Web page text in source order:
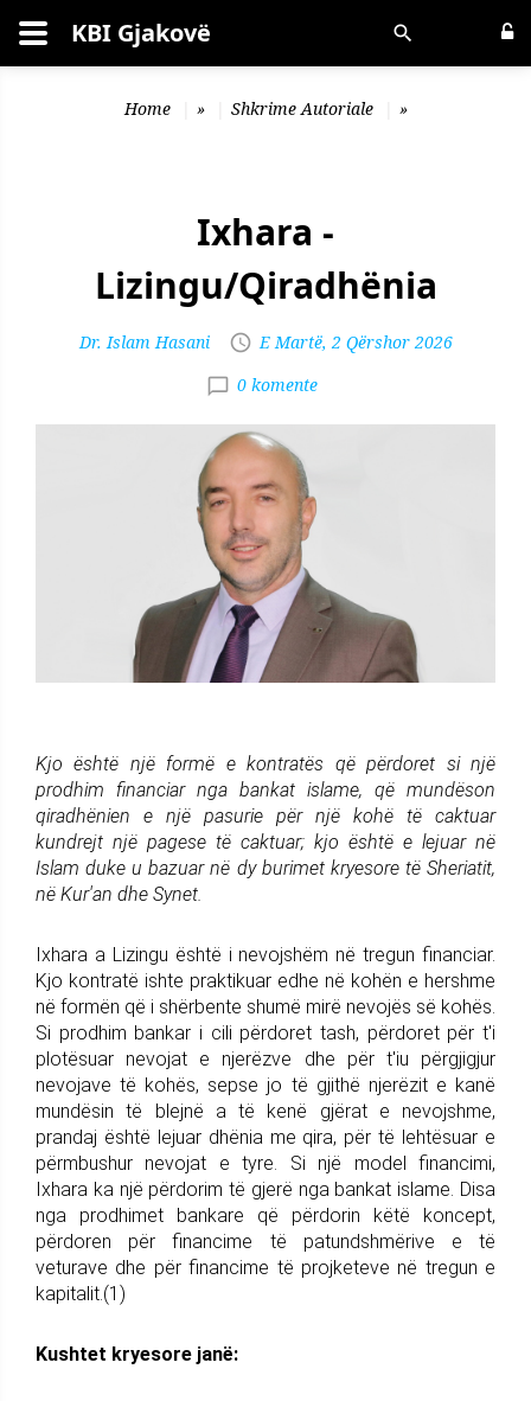
Kërko KBI Gjakovë
Home » Shkrime Autoriale »
Ixhara -
Lizingu/Qiradhënia
Dr. Islam Hasani
E Martë, 2 Qërshor 2026
0 komente
Kjo është një formë e kontratës që përdoret si një
prodhim financiar nga bankat islame, që mundëson
qiradhënien e një pasurie për një kohë të caktuar
kundrejt një pagese të caktuar; kjo është e lejuar në
Islam duke u bazuar në dy burimet kryesore të Sheriatit,
në Kur'an dhe Synet.
Ixhara a Lizingu është i nevojshëm në tregun financiar.
Kjo kontratë ishte praktikuar edhe në kohën e hershme
në formën që i shërbente shumë mirë nevojës së kohës.
Si prodhim bankar i cili përdoret tash, përdoret për t'i
plotësuar nevojat e njerëzve dhe për t'iu përgjigjur
nevojave të kohës, sepse jo të gjithë njerëzit e kanë
mundësin të blejnë a të kenë gjërat e nevojshme,
prandaj është lejuar dhënia me qira, për të lehtësuar e
përmbushur nevojat e tyre. Si një model financimi,
Ixhara ka një përdorim të gjerë nga bankat islame. Disa
nga prodhimet bankare që përdorin këtë koncept,
përdoren për financime të patundshmërive e të
veturave dhe për financime të projketeve në tregun e
kapitalit.(1)
Kushtet kryesore janë: